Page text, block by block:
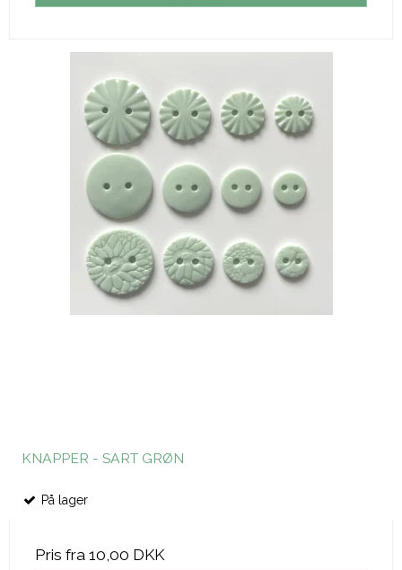
KNAPPER - SART GRØN
På lager
Pris fra 10,00 DKK